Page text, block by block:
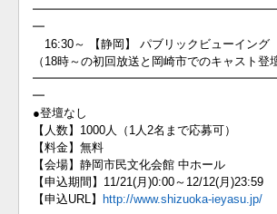
━
16:30～ 【静岡】 パブリックビューイング
（18時～の初回放送と岡崎市でのキャスト登
━
●登壇なし
【人数】1000人（1人2名まで応募可）
【料金】無料
【会場】静岡市民文化会館 中ホール
【申込期間】11/21(月)0:00～12/12(月)23:59
【申込URL】
http://www.shizuoka-ieyasu.jp/